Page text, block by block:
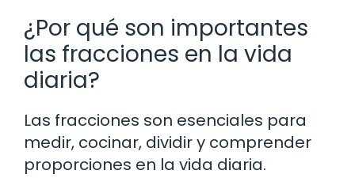
¿Por qué son importantes
las fracciones en la vida
diaria?
Las fracciones son esenciales para
medir, cocinar, dividir y comprender
proporciones en la vida diaria.